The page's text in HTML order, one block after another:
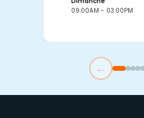
09:00AM - 03:00PM
←